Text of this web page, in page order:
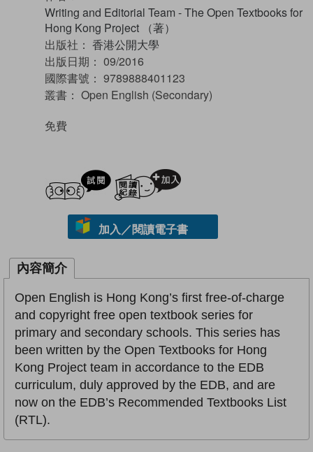
Writing and Editorial Team - The Open Textbooks for
Hong Kong Project （著）
出版社： 香港公開大學
出版日期： 09/2016
國際書號： 9789888401123
叢書： Open English (Secondary)
免費
試閲
加入／閱讀電子書
內容簡介
Open English is Hong Kong’s first free-of-charge
and copyright free open textbook series for
primary and secondary schools. This series has
been written by the Open Textbooks for Hong
Kong Project team in accordance to the EDB
curriculum, duly approved by the EDB, and are
now on the EDB’s Recommended Textbooks List
(RTL).